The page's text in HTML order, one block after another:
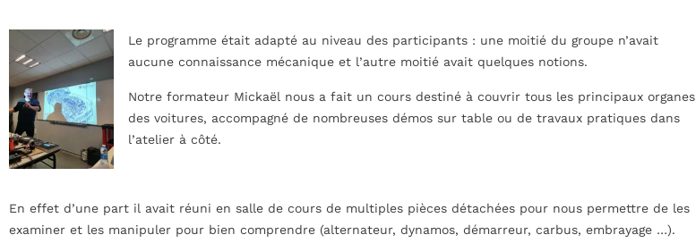
Le programme était adapté au niveau des participants : une moitié du groupe n’avait
aucune connaissance mécanique et l’autre moitié avait quelques notions.
Notre formateur Mickaël nous a fait un cours destiné à couvrir tous les principaux organes
des voitures, accompagné de nombreuses démos sur table ou de travaux pratiques dans
l’atelier à côté.
En effet d’une part il avait réuni en salle de cours de multiples pièces détachées pour nous permettre de les
examiner et les manipuler pour bien comprendre (alternateur, dynamos, démarreur, carbus, embrayage …).